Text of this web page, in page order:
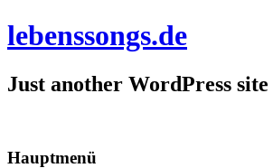
lebenssongs.de
Just another WordPress site
Hauptmenü